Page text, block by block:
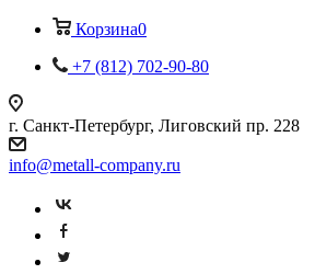
Корзина0
+7 (812) 702-90-80
г. Санкт-Петербург, Лиговский пр. 228
info@metall-company.ru